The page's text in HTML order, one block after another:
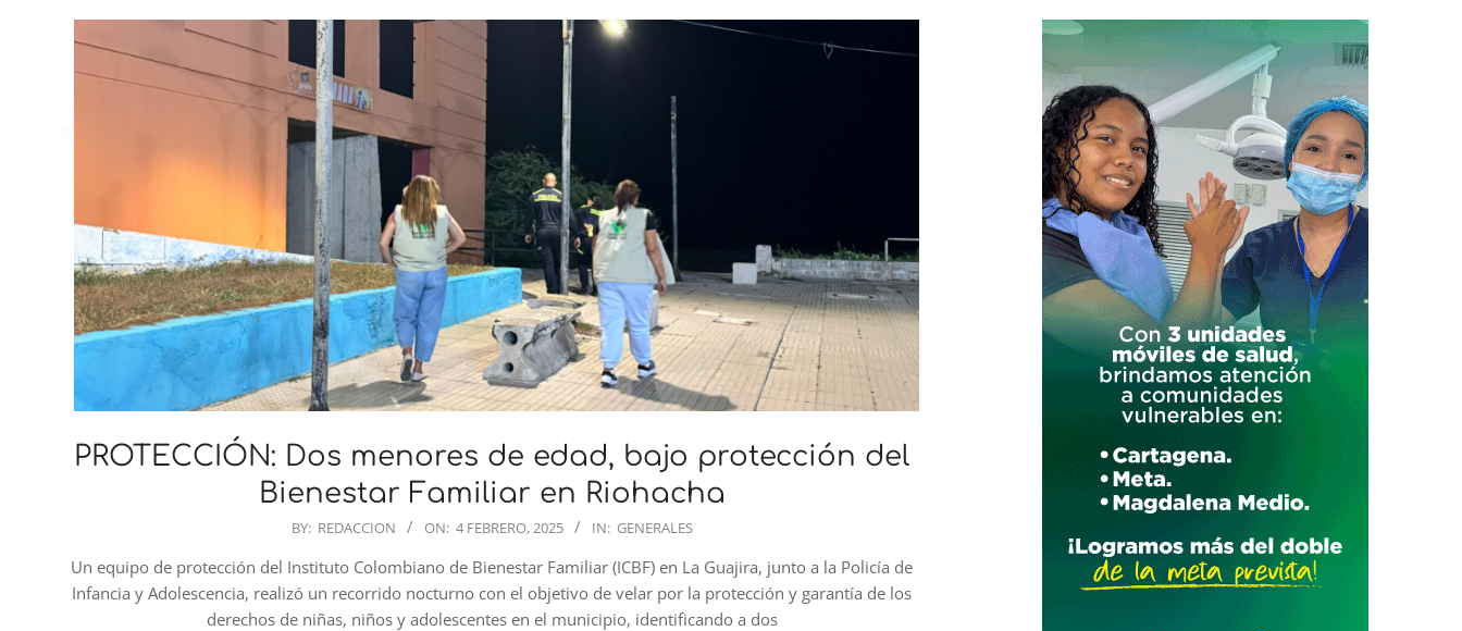
PROTECCIÓN: Dos menores de edad, bajo protección del
Bienestar Familiar en Riohacha
04
BY: REDACCION ON: 4 FEBRERO, 2025 IN: GENERALES
Un equipo de protección del Instituto Colombiano de Bienestar Familiar (ICBF) en La Guajira, junto a la Policía de
Infancia y Adolescencia, realizó un recorrido nocturno con el objetivo de velar por la protección y garantía de los
derechos de niñas, niños y adolescentes en el municipio, identificando a dos